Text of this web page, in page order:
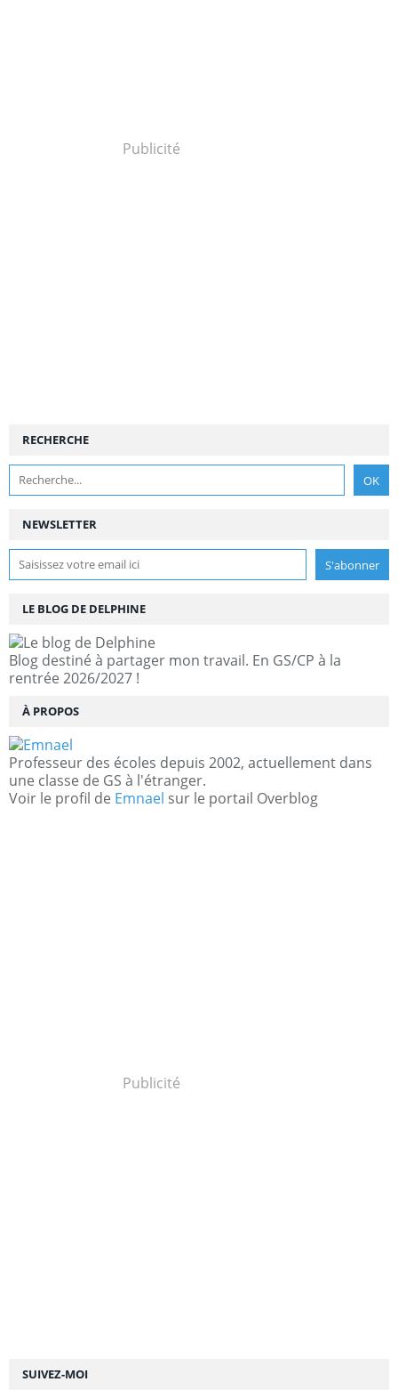
Publicité
NEWSLETTER
SUIVEZ-MOI
RECHERCHE
LE BLOG DE DELPHINE
Blog destiné à partager mon travail. En GS/CP à la
rentrée 2026/2027 !
À PROPOS
Professeur des écoles depuis 2002, actuellement dans
une classe de GS à l'étranger.
Voir le profil de Emnael sur le portail Overblog
Publicité